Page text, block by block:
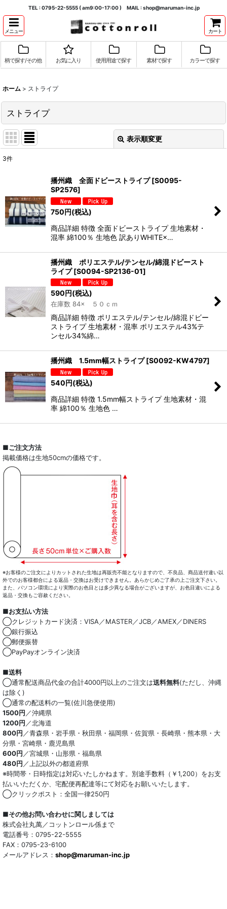
TEL : 0795-22-5555 ( am9:00-17:00 ) MAIL : shop@maruman-inc.jp
メニュー カート
柄で探す/その他 お気に入り 使用用途で探す 素材で探す カラーで探す
ホーム > ストライプ
ストライプ
表示順変更
並び順:
絞り込む
3件
播州織 全面ドビーストライプ [S0095-
SP2576]
750円(税込)
商品詳細 特徴 全面ドビーストライプ 生地素材・
混率 綿100％ 生地色 訳ありWHITE×…
播州織 ポリエステル/テンセル/綿混ドビースト
ライプ [S0094-SP2136-01]
590円(税込)
在庫数 84× ５０ｃｍ
商品詳細 特徴 ポリエステル/テンセル/綿混ドビー
ストライプ 生地素材・混率 ポリエステル43%テ
ンセル34%綿…
播州織 1.5mm幅ストライプ [S0092-KW4797]
540円(税込)
商品詳細 特徴 1.5mm幅ストライプ 生地素材・混
率 綿100％ 生地色 …
■ご注文方法
掲載価格は生地50cmの価格です。
※お客様のご注文によりカットされた生地は再販売不能となりますので、不良品、商品送付違い以
外でのお客様都合による返品・交換はお受けできません。あらかじめご了承の上ご注文下さい。
また、パソコン環境により実際のお色目とは多少異なる場合がございますが、お色目違いによる
返品・交換もご容赦ください。
■お支払い方法
◯クレジットカード決済：VISA／MASTER／JCB／AMEX／DINERS
◯銀行振込
◯郵便振替
◯PayPayオンライン決済
■送料
◯通常配送商品代金の合計4000円以上のご注文は送料無料(ただし、沖縄
は除く)
◯通常の配送料の一覧(佐川急便使用)
1500円 ／沖縄県
1200円 ／北海道
800円 ／青森県・岩手県・秋田県・福岡県・佐賀県・長崎県・熊本県・大
分県・宮崎県・鹿児島県
600円 ／宮城県・山形県・福島県
480円 ／上記以外の都道府県
※時間帯・日時指定は対応いたしかねます。別途手数料（￥1,200）をお支
払いいただくか、宅配便再配達等にて対応をお願いいたします。
◯クリックポスト：全国一律250円
■その他お問い合わせに関しましては
株式会社丸萬／コットンロール係まで
電話番号：0795-22-5555
FAX：0795-23-6100
メールアドレス： shop@maruman-inc.jp